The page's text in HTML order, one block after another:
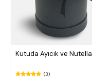
Kutuda Ayıcık ve Nutella
(3)